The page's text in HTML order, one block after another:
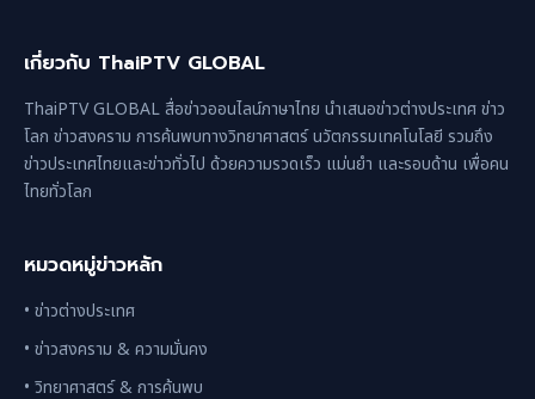
เกี่ยวกับ ThaiPTV GLOBAL
ThaiPTV GLOBAL สื่อข่าวออนไลน์ภาษาไทย นำเสนอข่าวต่างประเทศ ข่าว
โลก ข่าวสงคราม การค้นพบทางวิทยาศาสตร์ นวัตกรรมเทคโนโลยี รวมถึง
ข่าวประเทศไทยและข่าวทั่วไป ด้วยความรวดเร็ว แม่นยำ และรอบด้าน เพื่อคน
ไทยทั่วโลก
หมวดหมู่ข่าวหลัก
• ข่าวต่างประเทศ
• ข่าวสงคราม & ความมั่นคง
• วิทยาศาสตร์ & การค้นพบ